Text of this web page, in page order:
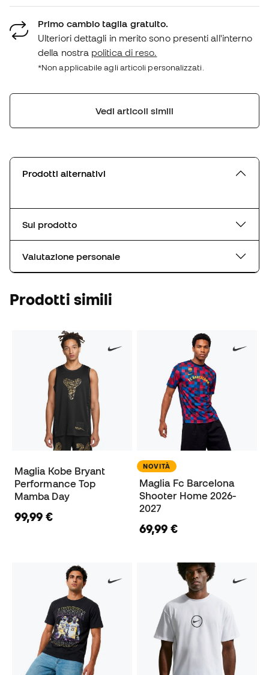
Primo cambio taglia gratuito.
Ulteriori dettagli in merito sono presenti all'interno
della nostra politica di reso.
*Non applicabile agli articoli personalizzati.
Vedi articoli simili
Prodotti alternativi
Sul prodotto
Valutazione personale
Prodotti simili
Maglia Kobe Bryant
Performance Top
Mamba Day
99,99 €
NOVITÀ
Maglia Fc Barcelona
Shooter Home 2026-
2027
69,99 €